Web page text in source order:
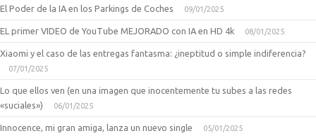
El Poder de la IA en los Parkings de Coches 09/01/2025
EL primer VIDEO de YouTube MEJORADO con IA en HD 4k 08/01/2025
Xiaomi y el caso de las entregas fantasma: ¿ineptitud o simple indiferencia?
07/01/2025
Lo que ellos ven (en una imagen que inocentemente tu subes a las redes
«suciales»)
06/01/2025
Innocence, mi gran amiga, lanza un nuevo single 05/01/2025